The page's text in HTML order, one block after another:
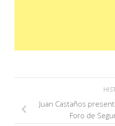
Juan Castaños
Foro de